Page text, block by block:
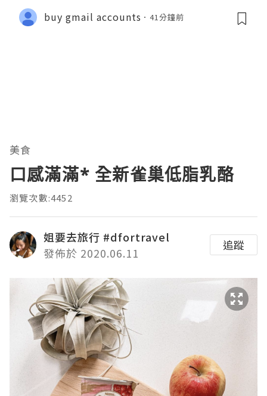
buy gmail accounts 41分鐘前
美食
口感滿滿* 全新雀巢低脂乳酪
瀏覽次數:4452
姐要去旅行 #dfortravel
發佈於 2020.06.11
追蹤